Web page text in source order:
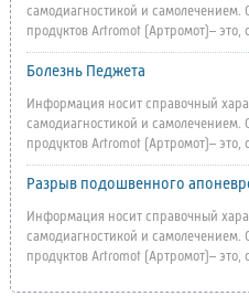
самодиагностикой и
продуктов Artromot (Артромот)– это,
Болезнь Педжета
Информация носит справочный
самодиагностикой и
продуктов Artromot (Артромот)– это,
Разрыв подошвенного
Информация носит справочный
самодиагностикой и
продуктов Artromot (Артромот)– это,